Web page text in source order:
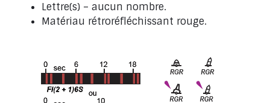
Lettre(s) – aucun nombre.
Matériau rétroréfléchissant rouge.